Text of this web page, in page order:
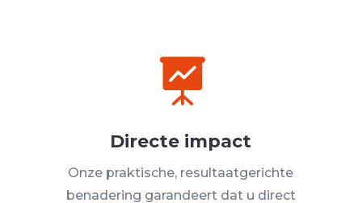

Directe impact
Onze praktische, resultaatgerichte
benadering garandeert dat u direct